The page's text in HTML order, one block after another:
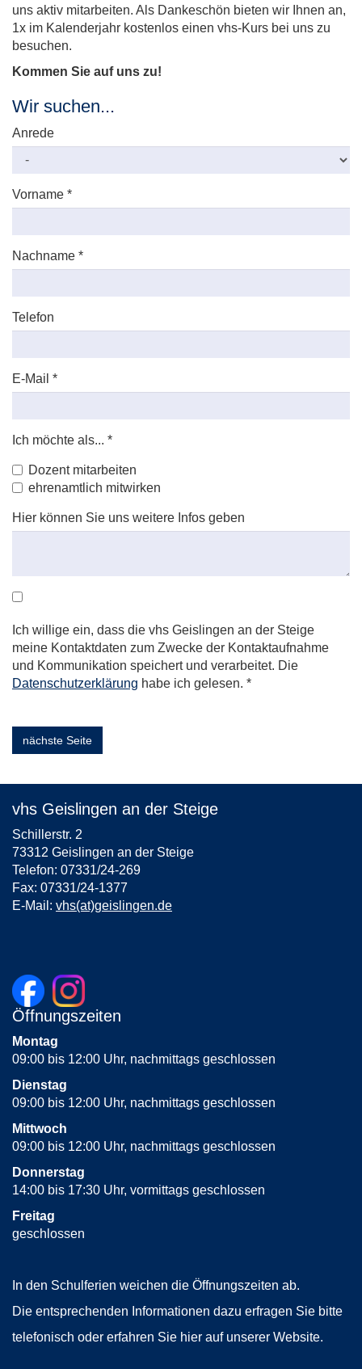
uns aktiv mitarbeiten. Als Dankeschön bieten wir Ihnen an,
1x im Kalenderjahr kostenlos einen vhs-Kurs bei uns zu
besuchen.
Kommen Sie auf uns zu!
Wir suchen...
Anrede
Vorname *
Nachname *
Telefon
E-Mail *
Ich möchte als... *
Dozent mitarbeiten
ehrenamtlich mitwirken
Hier können Sie uns weitere Infos geben
Ich willige ein, dass die vhs Geislingen an der Steige
meine Kontaktdaten zum Zwecke der Kontaktaufnahme
und Kommunikation speichert und verarbeitet. Die
Datenschutzerklärung habe ich gelesen. *
nächste Seite
vhs Geislingen an der Steige
Schillerstr. 2
73312 Geislingen an der Steige
Telefon: 07331/24-269
Fax: 07331/24-1377
E-Mail: vhs(at)geislingen.de
Öffnungszeiten
Montag
09:00 bis 12:00 Uhr, nachmittags geschlossen
Dienstag
09:00 bis 12:00 Uhr, nachmittags geschlossen
Mittwoch
09:00 bis 12:00 Uhr, nachmittags geschlossen
Donnerstag
14:00 bis 17:30 Uhr, vormittags geschlossen
Freitag
geschlossen
In den Schulferien weichen die Öffnungszeiten ab.
Die entsprechenden Informationen dazu erfragen Sie bitte
telefonisch oder erfahren Sie hier auf unserer Website.